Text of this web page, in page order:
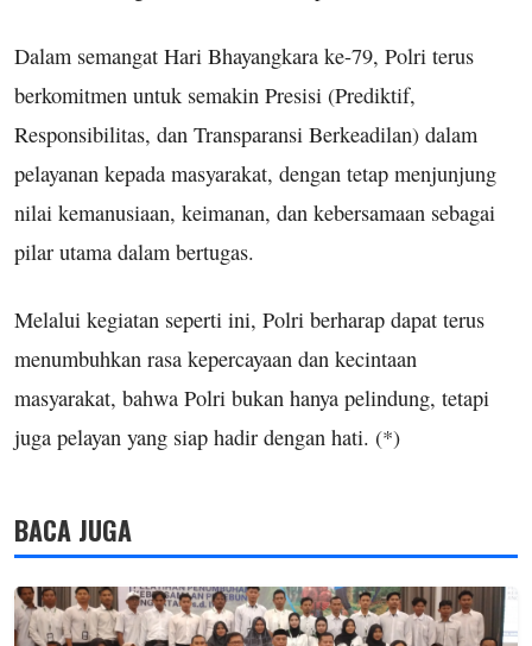
Dalam semangat Hari Bhayangkara ke-79, Polri terus
berkomitmen untuk semakin Presisi (Prediktif,
Responsibilitas, dan Transparansi Berkeadilan) dalam
pelayanan kepada masyarakat, dengan tetap menjunjung
nilai kemanusiaan, keimanan, dan kebersamaan sebagai
pilar utama dalam bertugas.
Melalui kegiatan seperti ini, Polri berharap dapat terus
menumbuhkan rasa kepercayaan dan kecintaan
masyarakat, bahwa Polri bukan hanya pelindung, tetapi
juga pelayan yang siap hadir dengan hati. (*)
BACA JUGA